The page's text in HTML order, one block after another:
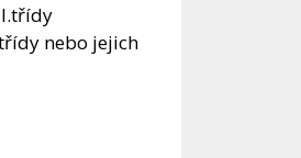
nebo jejich